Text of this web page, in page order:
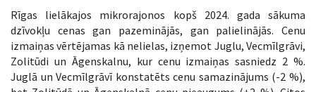
Rīgas lielākajos mikrorajonos kopš 2024. gada sākuma
dzīvokļu cenas gan pazeminājās, gan palielinājās. Cenu
izmaiņas vērtējamas kā nelielas, izņemot Juglu, Vecmīlgrāvi,
Zolitūdi un Āgenskalnu, kur cenu izmaiņas sasniedz 2 %.
Juglā un Vecmīlgrāvī konstatēts cenu samazinājums (-2 %),